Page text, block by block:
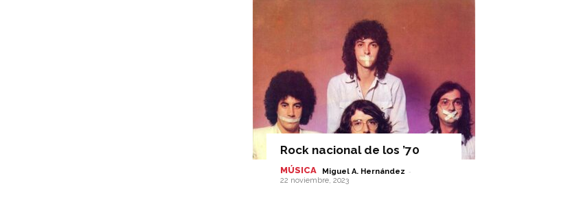
Rock nacional de los ’70
MÚSICA Miguel A. Hernández -
22 noviembre, 2023